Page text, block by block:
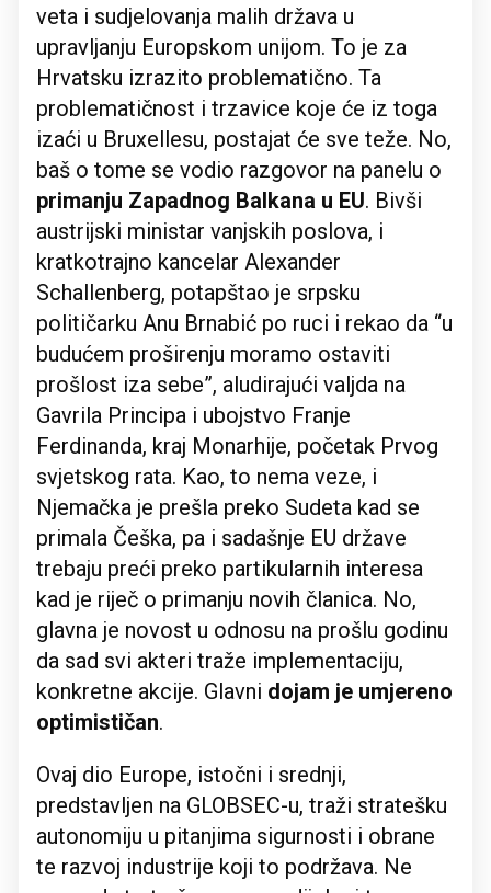
veta i sudjelovanja malih država u
upravljanju Europskom unijom. To je za
Hrvatsku izrazito problematično. Ta
problematičnost i trzavice koje će iz toga
izaći u Bruxellesu, postajat će sve teže. No,
baš o tome se vodio razgovor na panelu o
primanju Zapadnog Balkana u EU. Bivši
austrijski ministar vanjskih poslova, i
kratkotrajno kancelar Alexander
Schallenberg, potapštao je srpsku
političarku Anu Brnabić po ruci i rekao da “u
budućem proširenju moramo ostaviti
prošlost iza sebe”, aludirajući valjda na
Gavrila Principa i ubojstvo Franje
Ferdinanda, kraj Monarhije, početak Prvog
svjetskog rata. Kao, to nema veze, i
Njemačka je prešla preko Sudeta kad se
primala Češka, pa i sadašnje EU države
trebaju preći preko partikularnih interesa
kad je riječ o primanju novih članica. No,
glavna je novost u odnosu na prošlu godinu
da sad svi akteri traže implementaciju,
konkretne akcije. Glavni dojam je umjereno
optimističan.
Ovaj dio Europe, istočni i srednji,
predstavljen na GLOBSEC-u, traži stratešku
autonomiju u pitanjima sigurnosti i obrane
te razvoj industrije koji to podržava. Ne